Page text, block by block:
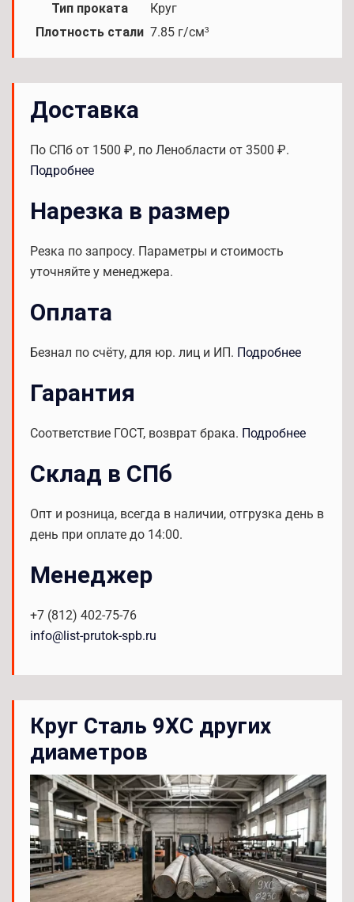
Тип проката
Круг
Плотность стали 7.85 г/см³
Доставка
По СПб от 1500 ₽, по Ленобласти от 3500 ₽.
Подробнее
Нарезка в размер
Резка по запросу. Параметры и стоимость
уточняйте у менеджера.
Оплата
Безнал по счёту, для юр. лиц и ИП. Подробнее
Гарантия
Соответствие ГОСТ, возврат брака. Подробнее
Склад в СПб
Опт и розница, всегда в наличии, отгрузка день в
день при оплате до 14:00.
Менеджер
+7 (812) 402-75-76
info@list-prutok-spb.ru
Круг Сталь 9ХС других
диаметров